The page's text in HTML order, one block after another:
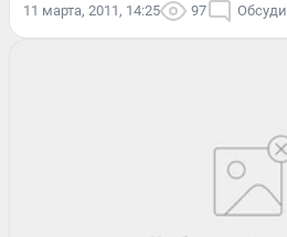
11 марта, 2011, 14:25 97